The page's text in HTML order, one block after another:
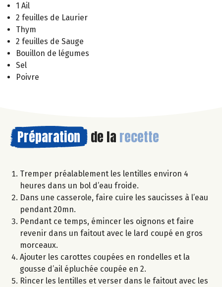
1 Ail
2 feuilles de Laurier
Thym
2 feuilles de Sauge
Bouillon de légumes
Sel
Poivre
Préparation de la recette
Tremper préalablement les lentilles environ 4
heures dans un bol d’eau froide.
Dans une casserole, faire cuire les saucisses à l’eau
pendant 20mn.
Pendant ce temps, émincer les oignons et faire
revenir dans un faitout avec le lard coupé en gros
morceaux.
Ajouter les carottes coupées en rondelles et la
gousse d’ail épluchée coupée en 2.
Rincer les lentilles et verser dans le faitout avec les